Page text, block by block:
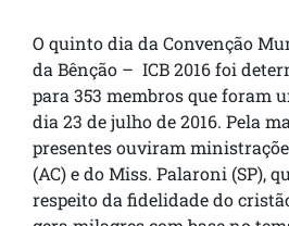
O quinto dia da Convenção
da Bênção – ICB 2016 foi
para 353 membros que foram
dia 23 de julho de 2016. Pela
presentes ouviram
(AC) e do Miss. Palaroni (SP),
respeito da fidelidade do